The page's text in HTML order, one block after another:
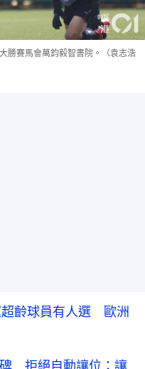
勝賽馬會萬鈞毅智書院。（袁志浩
齡球員有人選 歐洲
拒絕自動讓位：讓